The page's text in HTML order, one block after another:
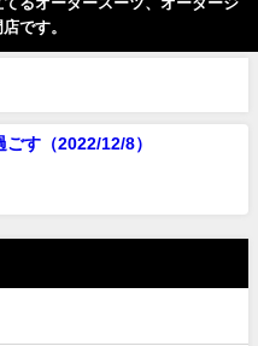
です。
す（2022/12/8）